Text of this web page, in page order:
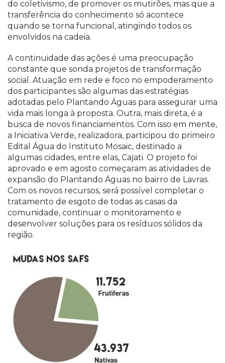
do coletivismo, de promover os mutirões, mas que a
transferência do conhecimento só acontece
quando se torna funcional, atingindo todos os
envolvidos na cadeia.
A continuidade das ações é uma preocupação
constante que sonda projetos de transformação
social. Atuação em rede e foco no empoderamento
dos participantes são algumas das estratégias
adotadas pelo Plantando Águas para assegurar uma
vida mais longa à proposta. Outra, mais direta, é a
busca de novos financiamentos. Com isso em mente,
a Iniciativa Verde, realizadora, participou do primeiro
Edital Água do Instituto Mosaic, destinado a
algumas cidades, entre elas, Cajati. O projeto foi
aprovado e em agosto começaram as atividades de
expansão do Plantando Águas no bairro de Lavras.
Com os novos recursos, será possível completar o
tratamento de esgoto de todas as casas da
comunidade, continuar o monitoramento e
desenvolver soluções para os resíduos sólidos da
região.